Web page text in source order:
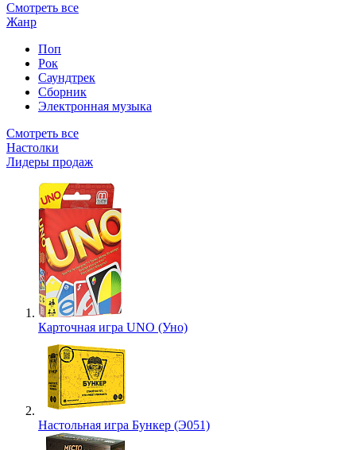
Смотреть все
Жанр
Поп
Рок
Саундтрек
Сборник
Электронная музыка
Смотреть все
Настолки
Лидеры продаж
Карточная игра UNO (Уно)
Настольная игра Бункер (Э051)